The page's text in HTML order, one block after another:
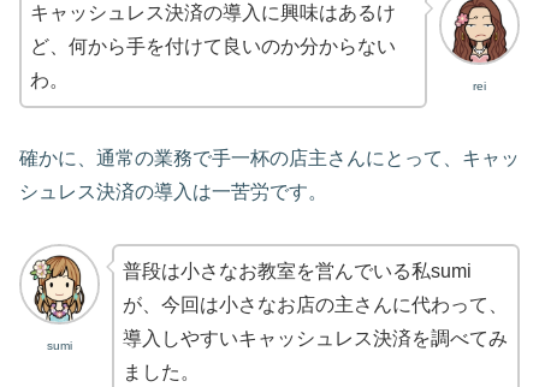
rei
キャッシュレス決済の導入に興味はあるけ
ど、何から手を付けて良いのか分からない
わ。
確かに、通常の業務で手一杯の店主さんにとって、キャッ
シュレス決済の導入は一苦労です。
sumi
普段は小さなお教室を営んでいる私sumi
が、今回は小さなお店の主さんに代わって、
導入しやすいキャッシュレス決済を調べてみ
ました。